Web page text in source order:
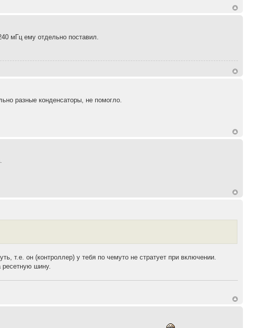
мГц ему отдельно поставил.
разные конденсаторы, не помогло.
т.е. он (контроллер) у тебя по чемуто не стратует при включении.
ресетную шину.